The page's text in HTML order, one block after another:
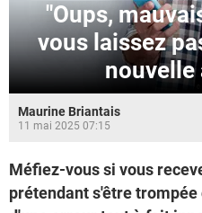
"Oups,
vous laissez
nouvelle
Maurine Briantais
11 mai 2025 07:15
Méfiez-vous si vous
prétendant s'être